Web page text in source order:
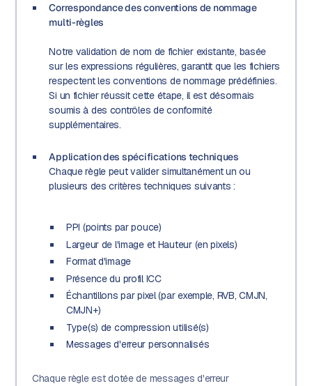
Correspondance des conventions de nommage
multi-règles
Notre validation de nom de fichier existante, basée
sur les expressions régulières, garantit que les fichiers
respectent les conventions de nommage prédéfinies.
Si un fichier réussit cette étape, il est désormais
soumis à des contrôles de conformité
supplémentaires.
Application des spécifications techniques
Chaque règle peut valider simultanément un ou
plusieurs des critères techniques suivants :
PPI (points par pouce)
Largeur de l'image et Hauteur (en pixels)
Format d'image
Présence du profil ICC
Échantillons par pixel (par exemple, RVB, CMJN,
CMJN+)
Type(s) de compression utilisé(s)
Messages d'erreur personnalisés
Chaque règle est dotée de messages d'erreur